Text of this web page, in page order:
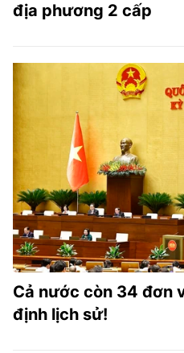
địa phương 2 cấp
Cả nước còn 34 đơn
định lịch sử!